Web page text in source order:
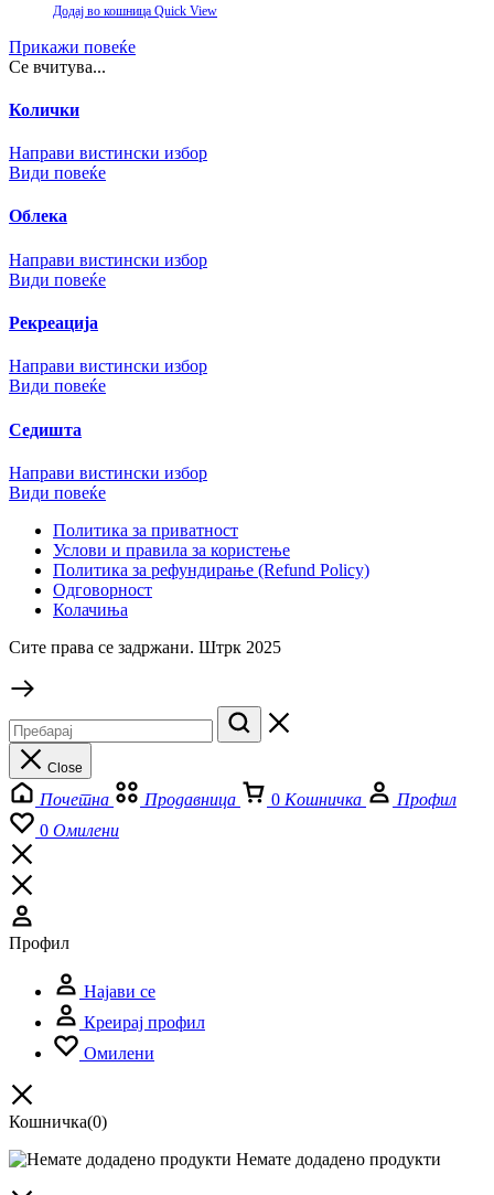
Додај во кошница Quick View
Прикажи повеќе
Се вчитува...
Колички
Направи вистински избор
Види повеќе
Облека
Направи вистински избор
Види повеќе
Рекреација
Направи вистински избор
Види повеќе
Седишта
Направи вистински избор
Види повеќе
Политика за приватност
Услови и правила за користење
Политика за рефундирање (Refund Policy)
Одговорност
Колачиња
Сите права се задржани. Штрк 2025
Close
Почетна Продавница 0 Кошничка
Профил
0 Омилени
Профил
Најави се
Креирај профил
Омилени
Кошничка(0)
Немате додадено продукти